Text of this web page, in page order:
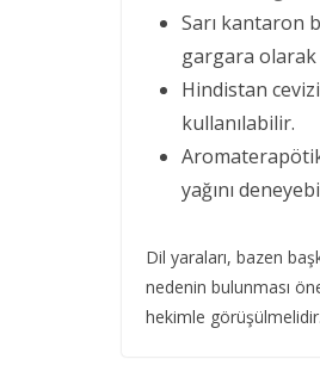
Sarı kantaron
gargara olarak
Hindistan
kullanılabilir.
yağını
Dil yaraları, bazen
nedenin bulunması
hekimle görüşülmelidir.